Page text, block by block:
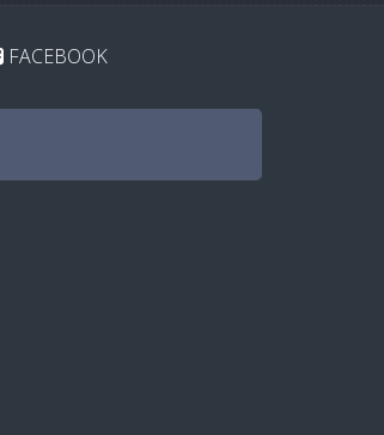
FACEBOOK